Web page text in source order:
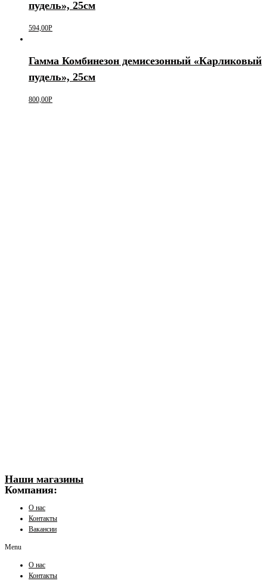
пудель», 25см
594,00Р
Гамма Комбинезон демисезонный «Карликовый
пудель», 25см
800,00Р
Наши магазины
Компания:
О нас
Контакты
Вакансии
Menu
О нас
Контакты